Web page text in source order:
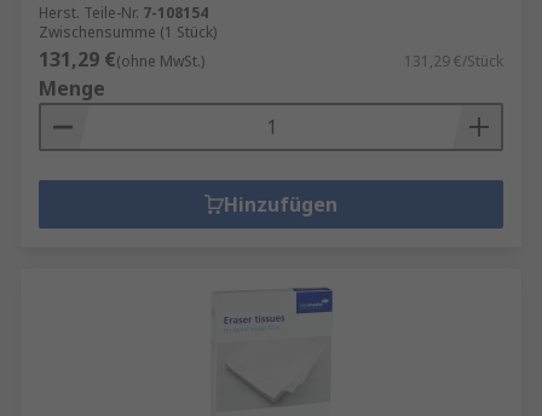
Herst. Teile-Nr. 7-108154
Zwischensumme (1 Stück)
131,29 €(ohne MwSt.) 131,29 €/Stück
Menge
Hinzufügen